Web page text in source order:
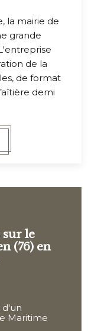
la mairie de
grande
de la
de format
demi
sur le
(76) en
d'un
Maritime